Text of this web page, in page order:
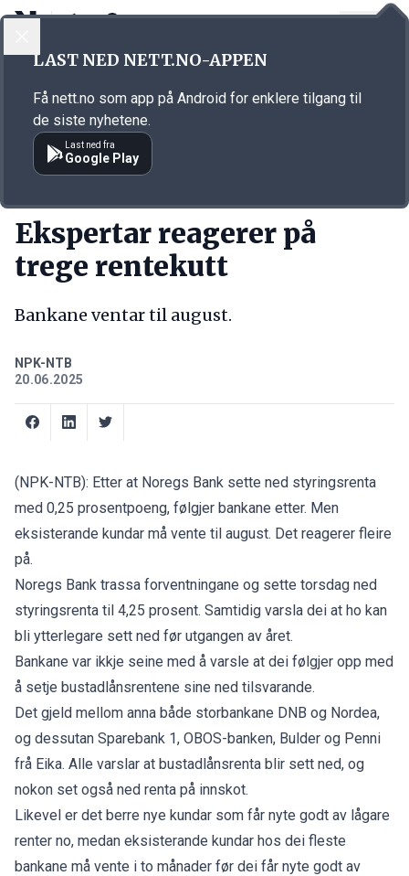
Annonsørinnhold
Ekspertar reagerer på
trege rentekutt
Bankane ventar til august.
NPK-NTB
20.06.2025
(NPK-NTB): Etter at Noregs Bank sette ned styringsrenta
med 0,25 prosentpoeng, følgjer bankane etter. Men
eksisterande kundar må vente til august. Det reagerer fleire
på.
Noregs Bank trassa forventningane og sette torsdag ned
styringsrenta til 4,25 prosent. Samtidig varsla dei at ho kan
bli ytterlegare sett ned før utgangen av året.
Bankane var ikkje seine med å varsle at dei følgjer opp med
å setje bustadlånsrentene sine ned tilsvarande.
Det gjeld mellom anna både storbankane DNB og Nordea,
og dessutan Sparebank 1, OBOS-banken, Bulder og Penni
frå Eika. Alle varslar at bustadlånsrenta blir sett ned, og
nokon set også ned renta på innskot.
Likevel er det berre nye kundar som får nyte godt av lågare
renter no, medan eksisterande kundar hos dei fleste
bankane må vente i to månader før dei får nyte godt av
LAST NED NETT.NO-APPEN
Få nett.no som app på Android for enklere tilgang til
de siste nyhetene.
Last ned fra
Google Play